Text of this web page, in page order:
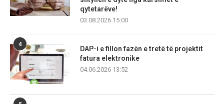
qytetarëve!
03.08.2026 15:00
4
DAP-i e fillon fazën e tretë të projektit
fatura elektronike
04.06.2026 13:52